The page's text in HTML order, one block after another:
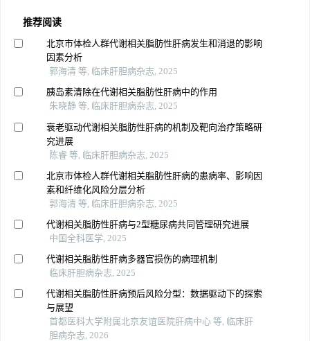
推荐阅读
北京市体检人群代谢相关脂肪性肝病发生和消退的影响
因素分析
郭海清 等, 临床肝胆病杂志, 2025
胰岛素清除在代谢相关脂肪性肝病中的作用
朱晓静 等, 临床肝胆病杂志, 2025
衰老驱动代谢相关脂肪性肝病的机制及靶向治疗策略研
究进展
陈睿 等, 临床肝胆病杂志, 2025
北京市体检人群代谢相关脂肪性肝病的患病率、影响因
素和纤维化风险分层分析
郭海清 等, 临床肝胆病杂志, 2025
代谢相关脂肪性肝病与2型糖尿病共同管理研究进展
中国全科医学, 2025
代谢相关脂肪性肝病多器官损伤的病理机制
临床肝胆病杂志, 2025
代谢相关脂肪性肝病预后风险分型：数据驱动下的探索
与展望
首都医科大学附属北京友谊医院肝病中心 等, 临床肝
胆病杂志, 2026